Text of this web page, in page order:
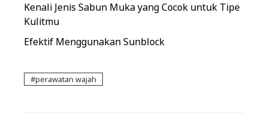
Kenali Jenis Sabun Muka yang Cocok untuk Tipe
Kulitmu
Efektif Menggunakan Sunblock
perawatan wajah